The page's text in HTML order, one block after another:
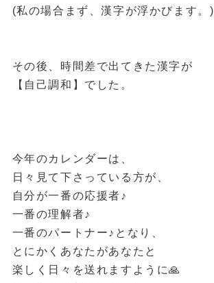
(私の場合まず、漢字が浮かびます。)
その後、時間差で出てきた漢字が
【自己調和】でした。
今年のカレンダーは、
日々見て下さっている方が、
自分が一番の応援者♪
一番の理解者♪
一番のパートナー♪となり、
とにかくあなたがあなたと
楽しく日々を送れますように🙏